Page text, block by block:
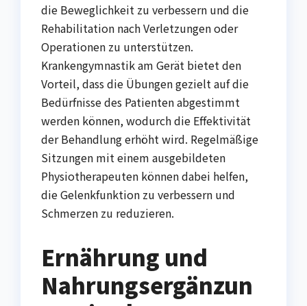
die Beweglichkeit zu verbessern und die
Rehabilitation nach Verletzungen oder
Operationen zu unterstützen.
Krankengymnastik am Gerät bietet den
Vorteil, dass die Übungen gezielt auf die
Bedürfnisse des Patienten abgestimmt
werden können, wodurch die Effektivität
der Behandlung erhöht wird. Regelmäßige
Sitzungen mit einem ausgebildeten
Physiotherapeuten können dabei helfen,
die Gelenkfunktion zu verbessern und
Schmerzen zu reduzieren.
Ernährung und
Nahrungsergänzun